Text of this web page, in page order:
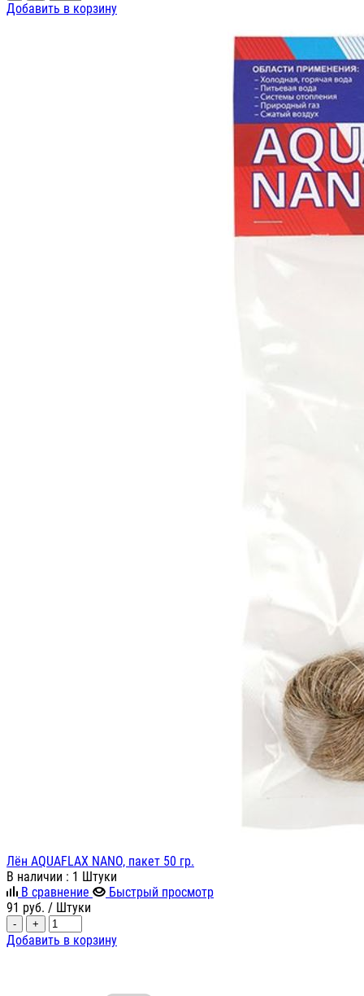
Добавить в корзину
Лён AQUAFLAX NANO, пакет 50 гр.
В наличии : 1 Штуки
В сравнение
Быстрый просмотр
91 руб. / Штуки
- +
Добавить в корзину